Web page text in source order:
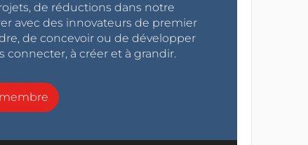
de réductions dans notre
avec des innovateurs de premier
de concevoir ou de développer
connecter, à créer et à grandir.